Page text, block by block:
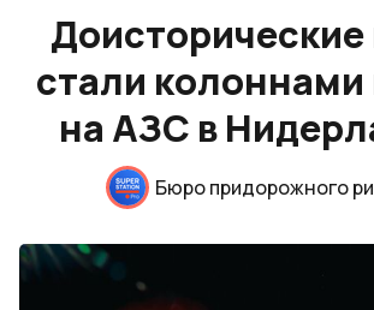
Главная
О нас
стали колоннами
на АЗС в
Бюро придорожного